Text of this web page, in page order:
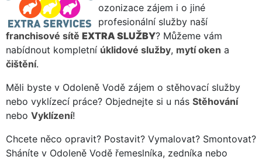
ozonizace zájem i o jiné
profesionální služby naší
franchisové sítě EXTRA SLUŽBY? Můžeme vám
nabídnout kompletní úklidové služby, mytí oken a
čištění.
Měli byste v Odoleně Vodě zájem o stěhovací služby
nebo vyklízecí práce? Objednejte si u nás Stěhování
nebo Vyklízení!
Chcete něco opravit? Postavit? Vymalovat? Smontovat?
Sháníte v Odoleně Vodě řemeslníka, zedníka nebo